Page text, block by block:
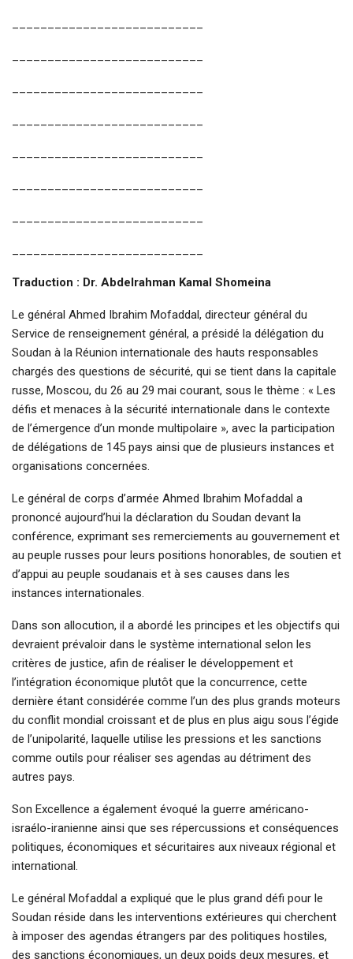
Traduction : Dr. Abdelrahman Kamal Shomeina
Le général Ahmed Ibrahim Mofaddal, directeur général du
Service de renseignement général, a présidé la délégation du
Soudan à la Réunion internationale des hauts responsables
chargés des questions de sécurité, qui se tient dans la capitale
russe, Moscou, du 26 au 29 mai courant, sous le thème : « Les
défis et menaces à la sécurité internationale dans le contexte
de l’émergence d’un monde multipolaire », avec la participation
de délégations de 145 pays ainsi que de plusieurs instances et
organisations concernées.
Le général de corps d’armée Ahmed Ibrahim Mofaddal a
prononcé aujourd’hui la déclaration du Soudan devant la
conférence, exprimant ses remerciements au gouvernement et
au peuple russes pour leurs positions honorables, de soutien et
d’appui au peuple soudanais et à ses causes dans les
instances internationales.
Dans son allocution, il a abordé les principes et les objectifs qui
devraient prévaloir dans le système international selon les
critères de justice, afin de réaliser le développement et
l’intégration économique plutôt que la concurrence, cette
dernière étant considérée comme l’un des plus grands moteurs
du conflit mondial croissant et de plus en plus aigu sous l’égide
de l’unipolarité, laquelle utilise les pressions et les sanctions
comme outils pour réaliser ses agendas au détriment des
autres pays.
Son Excellence a également évoqué la guerre américano-
israélo-iranienne ainsi que ses répercussions et conséquences
politiques, économiques et sécuritaires aux niveaux régional et
international.
Le général Mofaddal a expliqué que le plus grand défi pour le
Soudan réside dans les interventions extérieures qui cherchent
à imposer des agendas étrangers par des politiques hostiles,
des sanctions économiques, un deux poids deux mesures, et